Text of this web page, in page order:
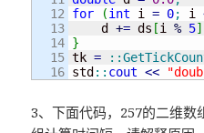
12
13
14
15
for
(int i = 0; i
    d
+= ds [i % 5]
}
tk = ::
std :: cout <<
3、下面代码，257的二维数